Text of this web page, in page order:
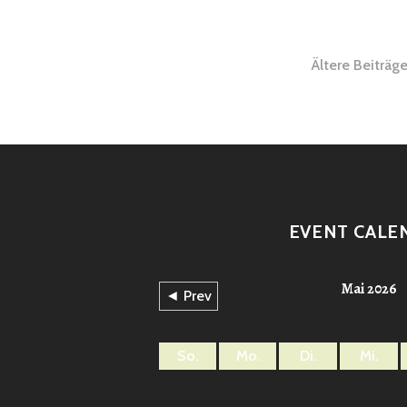
Ältere Beiträge
EVENT
◄ Prev Mai 2026
So. Mo. Di. Mi.